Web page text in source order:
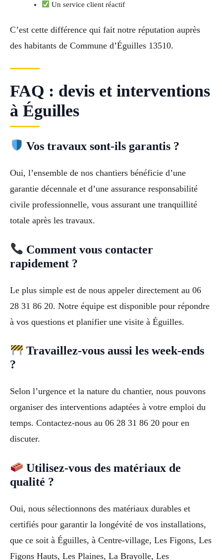
Un service client réactif
C’est cette différence qui fait notre réputation auprès
des habitants de Commune d’Éguilles 13510.
FAQ : devis et interventions
à Éguilles
Vos travaux sont-ils garantis ?
Oui, l’ensemble de nos chantiers bénéficie d’une
garantie décennale et d’une assurance responsabilité
civile professionnelle, vous assurant une tranquillité
totale après les travaux.
Comment vous contacter
rapidement ?
Le plus simple est de nous appeler directement au 06
28 31 86 20. Notre équipe est disponible pour répondre
à vos questions et planifier une visite à Éguilles.
Travaillez-vous aussi les week-ends
?
Selon l’urgence et la nature du chantier, nous pouvons
organiser des interventions adaptées à votre emploi du
temps. Contactez-nous au 06 28 31 86 20 pour en
discuter.
Utilisez-vous des matériaux de
qualité ?
Oui, nous sélectionnons des matériaux durables et
certifiés pour garantir la longévité de vos installations,
que ce soit à Éguilles, à Centre-village, Les Figons, Les
Figons Hauts, Les Plaines, La Brayolle, Les